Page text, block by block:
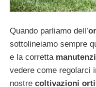
Quando parliamo dell’
sottolineiamo sempre
e la corretta
vedere come regolarci
nostre coltivazioni